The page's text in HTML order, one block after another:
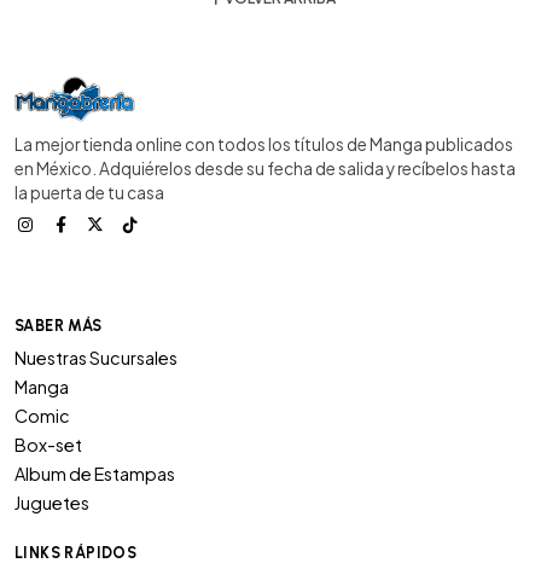
La mejor tienda online con todos los títulos de Manga publicados
en México. Adquiérelos desde su fecha de salida y recíbelos hasta
la puerta de tu casa
SABER MÁS
Nuestras Sucursales
Manga
Comic
Box-set
Album de Estampas
Juguetes
LINKS RÁPIDOS